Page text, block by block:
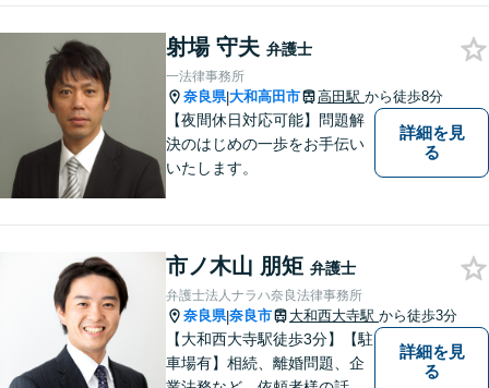
務のお悩みは【弁護士法人ｉ
（アイ）奈良法律事務所】に
おまかせください！
射場 守夫 弁護士
一法律事務所
奈良県|大和高田市 高田駅 から徒歩8分
【夜間休日対応可能】問題解
決のはじめの一歩をお手伝い
いたします。
詳細を見
る
市ノ木山 朋矩 弁護士
弁護士法人ナラハ奈良法律事務所
奈良県|奈良市 大和西大寺駅 から徒歩3分
【大和西大寺駅徒歩3分】【駐
車場有】相続、離婚問題、企
詳細を見
る